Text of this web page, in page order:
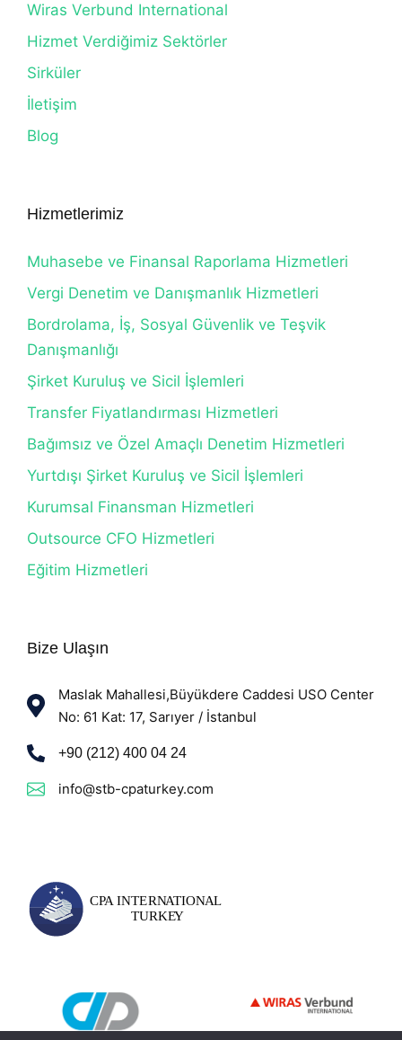
Wiras Verbund International
Hizmet Verdiğimiz Sektörler
Sirküler
İletişim
Blog
Hizmetlerimiz
Muhasebe ve Finansal Raporlama Hizmetleri
Vergi Denetim ve Danışmanlık Hizmetleri
Bordrolama, İş, Sosyal Güvenlik ve Teşvik
Danışmanlığı
Şirket Kuruluş ve Sicil İşlemleri
Transfer Fiyatlandırması Hizmetleri
Bağımsız ve Özel Amaçlı Denetim Hizmetleri
Yurtdışı Şirket Kuruluş ve Sicil İşlemleri
Kurumsal Finansman Hizmetleri
Outsource CFO Hizmetleri
Eğitim Hizmetleri
Bize Ulaşın
Maslak Mahallesi,Büyükdere Caddesi USO Center
No: 61 Kat: 17, Sarıyer / İstanbul
+90 (212) 400 04 24
info@stb-cpaturkey.com